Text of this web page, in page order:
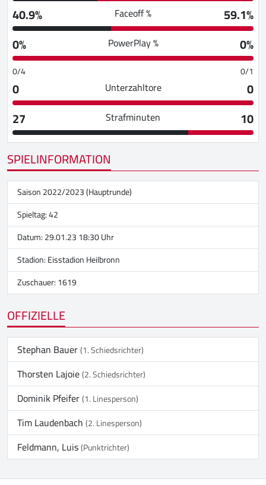
40.9%
Faceoff %
59.1%
0%
PowerPlay % 0%
0/4 0/1
0 Unterzahltore
0
27
Strafminuten
10
SPIELINFORMATION
Saison 2022/2023 (Hauptrunde)
Spieltag: 42
Datum: 29.01.23 18:30 Uhr
Stadion:Eisstadion Heilbronn
Zuschauer: 1619
OFFIZIELLE
Stephan Bauer(1. Schiedsrichter)
Thorsten Lajoie(2. Schiedsrichter)
Dominik Pfeifer(1. Linesperson)
Tim Laudenbach(2. Linesperson)
Feldmann, Luis(Punktrichter)